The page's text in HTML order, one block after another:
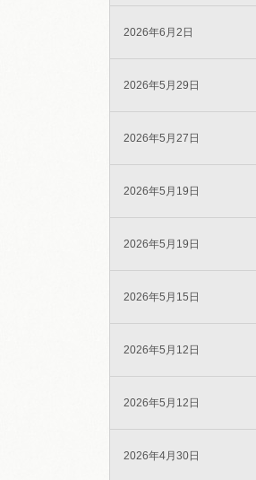
2026年6月2日
2026年5月29日
2026年5月27日
2026年5月19日
2026年5月19日
2026年5月15日
2026年5月12日
2026年5月12日
2026年4月30日